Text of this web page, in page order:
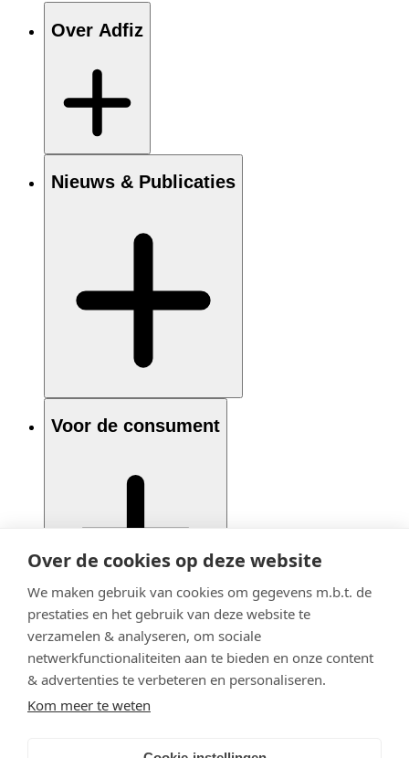
Over de cookies op deze website
We maken gebruik van cookies om gegevens m.b.t. de
prestaties en het gebruik van deze website te
verzamelen & analyseren, om sociale
netwerkfunctionaliteiten aan te bieden en onze content
& advertenties te verbeteren en personaliseren.
Kom meer te weten
Over Adfiz
Nieuws & Publicaties
Voor de consument